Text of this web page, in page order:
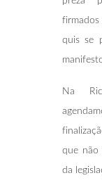
firmados
quis se
Na
que não
da